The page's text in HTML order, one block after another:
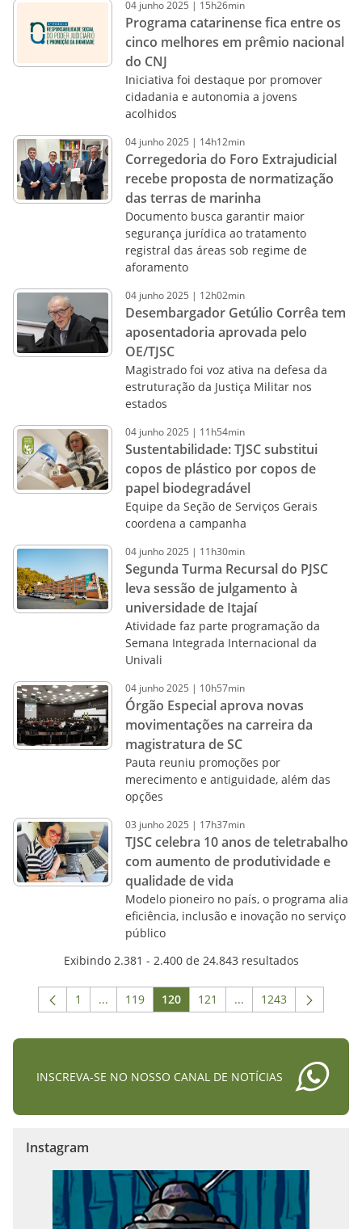
04 junho2025 | 15h26min
Programa catarinense fica entre os
cinco melhores em prêmio nacional
do CNJ
Iniciativa foi destaque por promover
cidadania e autonomia a jovens
acolhidos
04 junho2025 | 14h12min
Corregedoria do Foro Extrajudicial
recebe proposta de normatização
das terras de marinha
Documento busca garantir maior
segurança jurídica ao tratamento
registral das áreas sob regime de
aforamento
04 junho2025 | 12h02min
Desembargador Getúlio Corrêa tem
aposentadoria aprovada pelo
OE/TJSC
Magistrado foi voz ativa na defesa da
estruturação da Justiça Militar nos
estados
04 junho2025 | 11h54min
Sustentabilidade: TJSC substitui
copos de plástico por copos de
papel biodegradável
Equipe da Seção de Serviços Gerais
coordena a campanha
04 junho2025 | 11h30min
Segunda Turma Recursal do PJSC
leva sessão de julgamento à
universidade de Itajaí
Atividade faz parte programação da
Semana Integrada Internacional da
Univali
04 junho2025 | 10h57min
Órgão Especial aprova novas
movimentações na carreira da
magistratura de SC
Pauta reuniu promoções por
merecimento e antiguidade, além das
opções
03 junho2025 | 17h37min
TJSC celebra 10 anos de teletrabalho
com aumento de produtividade e
qualidade de vida
Modelo pioneiro no país, o programa alia
eficiência, inclusão e inovação no serviço
público
Exibindo 2.381 - 2.400 de 24.843 resultados
Página
1 ...Páginas intermediárias Usar ABA para navegar.
Página
119 Página
120 Página
121 ...PáginasPágina
1243
INSCREVA-SE NO NOSSO CANAL DE NOTÍCIAS
Instagram